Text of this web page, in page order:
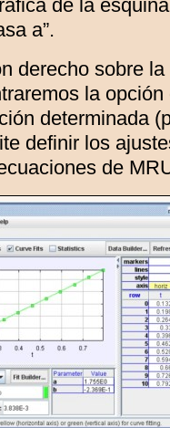
de la
a”.
derecho sobre
la
determinada
definir los
de